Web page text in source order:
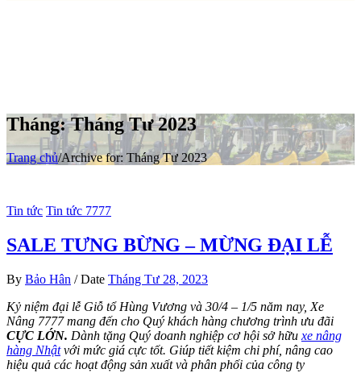
Tháng:Tháng Tư 2023
Trang chủ/Archive for: Tháng Tư 2023
Tin tức Tin tức 7777
SALE TƯNG BỪNG – MỪNG ĐẠI LỄ
By Bảo Hân / Date Tháng Tư 28, 2023
Kỷ niệm đại lễ Giỗ tổ Hùng Vương và 30/4 – 1/5 năm nay, Xe
Nâng 7777 mang đến cho Quý khách hàng chương trình ưu đãi
CỰC LỚN. Dành tặng Quý doanh nghiệp cơ hội sở hữu xe nâng
hàng Nhậtvới mức giá cực tốt. Giúp tiết kiệm chi phí, nâng cao
hiệu quả các hoạt động sản xuất và phân phối của công ty